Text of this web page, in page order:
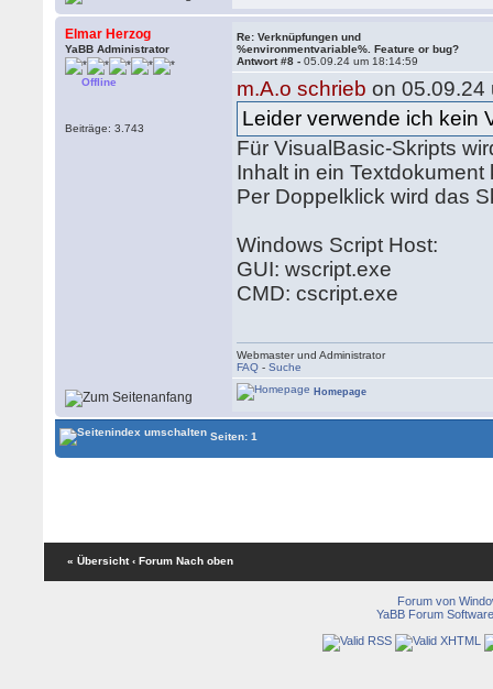
Elmar Herzog
YaBB Administrator
Offline
Beiträge: 3.743
Re: Verknüpfungen und
%environmentvariable%. Feature or bug?
Antwort #8 -05.09.24 um 18:14:59
m.A.o schrieb on 05.09.24
Leider verwende ich kein
Für VisualBasic-Skripts
Inhalt in ein
Per Doppelklick wird das
Windows Script Host:
GUI: wscript.exe
CMD: cscript.exe
Webmaster und Administrator
FAQ -Suche
Homepage
Seiten: 1
« Übersicht ‹ Forum Nach oben
Forum von
YaBB Forum Software